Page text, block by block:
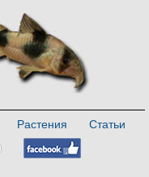
Растения
Статьи